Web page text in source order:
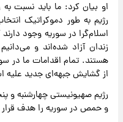
او بیان کرد: ما باید نسبت
اسلام‌گرا در سوریه وجود
زندان آزاد شده‌اند و
هستند. تمام اقدامات ما در
از گشایش جبهه‌ای جدید علیه
رژیم صهیونیستی چهارشنبه و
و حمص در سوریه را هدف قرار